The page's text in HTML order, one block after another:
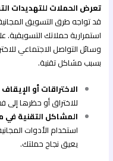
تعرض الحملات للتهديدات
قد تواجه طرق التسويق
استمرارية حملاتك
وسائل التواصل الاجتماعي
بسبب مشاكل تقنية.
الاختراقات أو
للاختراق أو حظرها
المشاكل التقنية
استخدام الأدوات
يعيق نجاح حملتك.